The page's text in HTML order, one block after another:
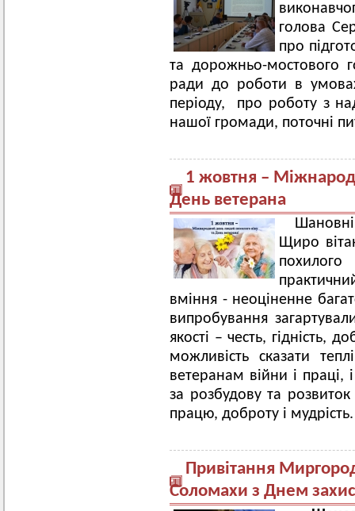
голова
про
та дорожньо-мостового
ради до роботи в
періоду, про роботу з
нашої громади, поточні
1 жовтня –
День ветерана
Щиро
вміння - неоціненне
випробування
якості – честь, гідність,
можливість сказати
ветеранам війни і праці,
за розбудову та розвиток
працю, доброту і мудрість.
Привітання
Соломахи з Днем